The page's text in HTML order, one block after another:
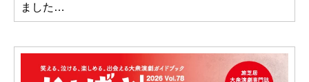
ました…